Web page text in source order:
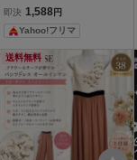
オールインワン ワイドパ
ンツ
即決 1,588円
Yahoo!フリマ
送料無料